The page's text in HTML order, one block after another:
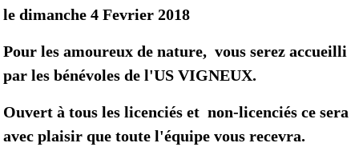
le dimanche 4 Fevrier 2018
Pour les amoureux de nature, vous serez accueilli
par les bénévoles de l'US VIGNEUX.
Ouvert à tous les licenciés et non-licenciés ce sera
avec plaisir que toute l'équipe vous recevra.